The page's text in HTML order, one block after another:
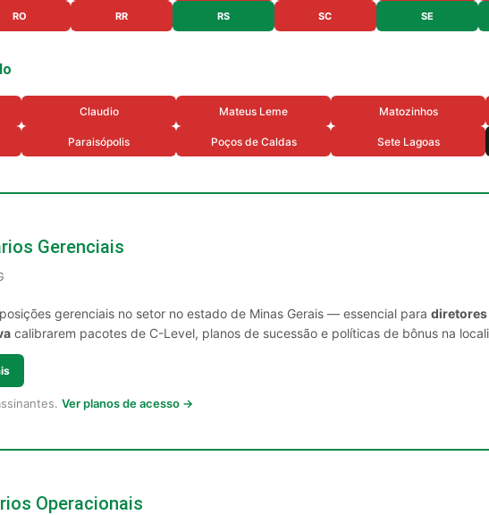
RO RR RS SC SE
Claudio Mateus Leme Matozinhos
Paraisópolis Poços de Caldas Sete Lagoas
Gerenciais
gerenciais no setor no estado de Minas Gerais — essencial para diretores
calibrarem pacotes de C-Level, planos de sucessão e políticas de bônus na
Ver planos de acesso →
Operacionais